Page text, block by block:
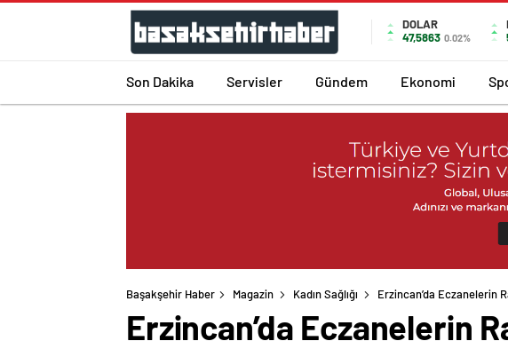
DOLAR
47,5863 0.02%
Son Dakika Servisler Gündem Ekonomi
Başakşehir Haber Magazin Kadın Sağlığı Erzincan’da Eczanelerin
Erzincan’da Eczanelerin